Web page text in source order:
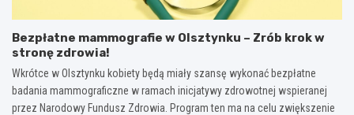
Bezpłatne mammografie w Olsztynku – Zrób krok w
stronę zdrowia!
Wkrótce w Olsztynku kobiety będą miały szansę wykonać bezpłatne
badania mammograficzne w ramach inicjatywy zdrowotnej wspieranej
przez Narodowy Fundusz Zdrowia. Program ten ma na celu zwiększenie